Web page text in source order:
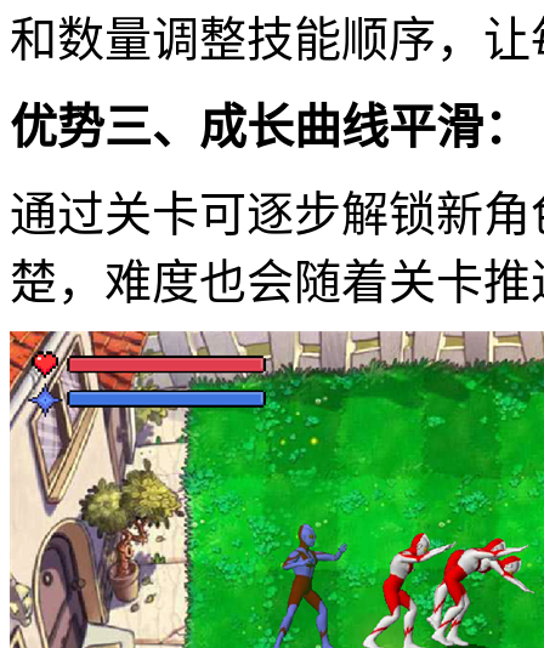
和数量调整技能顺序，
优势三、成长曲线平滑：
通过关卡可逐步解锁新
楚，难度也会随着关卡